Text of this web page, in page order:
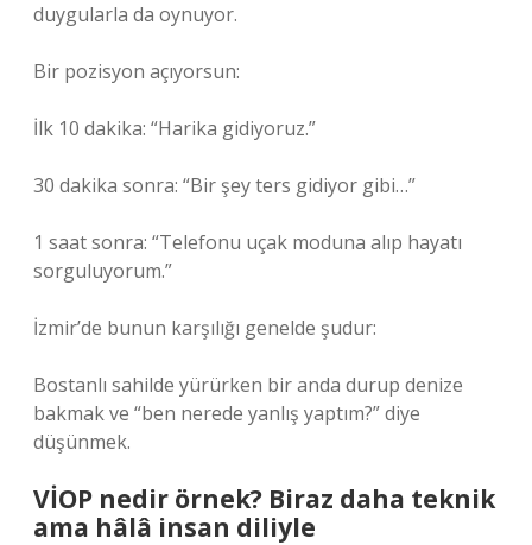
duygularla da oynuyor.
Bir pozisyon açıyorsun:
İlk 10 dakika: “Harika gidiyoruz.”
30 dakika sonra: “Bir şey ters gidiyor gibi…”
1 saat sonra: “Telefonu uçak moduna alıp hayatı
sorguluyorum.”
İzmir’de bunun karşılığı genelde şudur:
Bostanlı sahilde yürürken bir anda durup denize
bakmak ve “ben nerede yanlış yaptım?” diye
düşünmek.
VİOP nedir örnek? Biraz daha teknik
ama hâlâ insan diliyle